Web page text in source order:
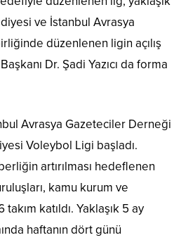
ve İstanbul Avrasya
düzenlenen ligin açılış
Dr. Şadi Yazıcı da forma
Avrasya Gazeteciler Derneği
Voleybol Ligi başladı.
artırılması hedeflenen
kamu kurum ve
katıldı. Yaklaşık 5 ay
haftanın dört günü